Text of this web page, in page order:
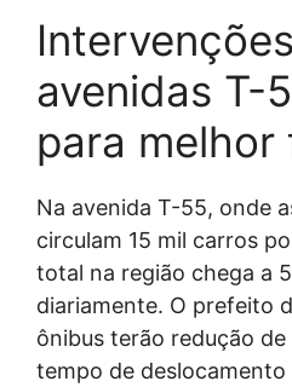
avenidas T-
para melhor
Na avenida T-55, onde
circulam 15 mil carros
total na região chega a
diariamente. O prefeito
ônibus terão redução de
tempo de